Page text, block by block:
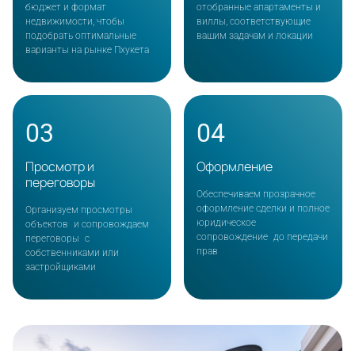
бюджет и формат
недвижимости, чтобы
подобрать оптимальные
варианты на рынке Пхукета
отобранные апартаменты и
виллы, соответствующие
вашим задачам и локации
03
Просмотр и
переговоры
Организуем просмотры
объектов и сопровождаем
переговоры с
собственниками или
застройщиками
04
Оформление
Обеспечиваем прозрачное
оформление сделки и полное
юридическое
сопровождение до передачи
прав